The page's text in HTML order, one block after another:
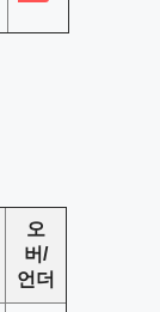
오
버/
언더